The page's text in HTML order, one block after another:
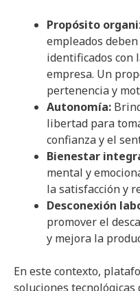
Propósito
empleados
identificados con
empresa. Un
pertenencia y
Autonomía:
libertad para
confianza y el
Bienestar
mental y
la satisfacción y
Desconexión
promover el
y mejora la
En este contexto,
soluciones